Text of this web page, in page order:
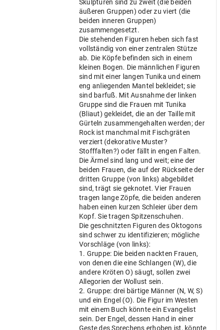
Skulpturen sind zu zweit (die beiden
äußeren Gruppen) oder zu viert (die
beiden inneren Gruppen)
zusammengesetzt.
Die stehenden Figuren heben sich fast
vollständig von einer zentralen Stütze
ab. Die Köpfe befinden sich in einem
kleinen Bogen. Die männlichen Figuren
sind mit einer langen Tunika und einem
eng anliegenden Mantel bekleidet; sie
sind barfuß. Mit Ausnahme der linken
Gruppe sind die Frauen mit Tunika
(Bliaut) gekleidet, die an der Taille mit
Gürteln zusammengehalten werden; der
Rock ist manchmal mit Fischgräten
verziert (dekorative Muster?
Stofffalten?) oder fällt in engen Falten.
Die Ärmel sind lang und weit; eine der
beiden Frauen, die auf der Rückseite der
dritten Gruppe (von links) abgebildet
sind, trägt sie geknotet. Vier Frauen
tragen lange Zöpfe, die beiden anderen
haben einen kurzen Schleier über dem
Kopf. Sie tragen Spitzenschuhen.
Die geschnitzten Figuren des Oktogons
sind schwer zu identifizieren; mögliche
Vorschläge (von links):
1. Gruppe: Die beiden nackten Frauen,
von denen die eine Schlangen (W), die
andere Kröten O) säugt, sollen zwei
Allegorien der Wollust sein.
2. Gruppe: drei bärtige Männer (N, W, S)
und ein Engel (O). Die Figur im Westen
mit einem Buch könnte ein Evangelist
sein. Der Engel, dessen Hand in einer
Geste des Sprechens erhoben ist, könnte